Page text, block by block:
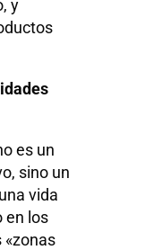
y
es un
sino un
vida
en los
«zonas